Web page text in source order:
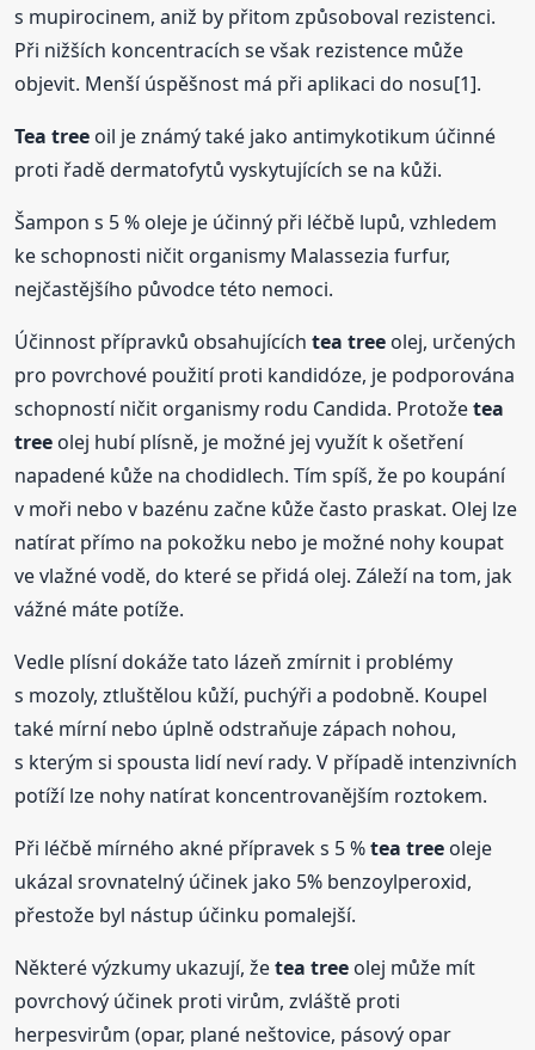
s mupirocinem, aniž by přitom způsoboval rezistenci.
Při nižších koncentracích se však rezistence může
objevit. Menší úspěšnost má při aplikaci do nosu[1].
Tea tree oil je známý také jako antimykotikum účinné
proti řadě dermatofytů vyskytujících se na kůži.
Šampon s 5 % oleje je účinný při léčbě lupů, vzhledem
ke schopnosti ničit organismy Malassezia furfur,
nejčastějšího původce této nemoci.
Účinnost přípravků obsahujícíchtea tree olej, určených
pro povrchové použití proti kandidóze, je podporována
schopností ničit organismy rodu Candida. Protožetea
tree olej hubí plísně, je možné jej využít k ošetření
napadené kůže na chodidlech. Tím spíš, že po koupání
v moři nebo v bazénu začne kůže často praskat. Olej lze
natírat přímo na pokožku nebo je možné nohy koupat
ve vlažné vodě, do které se přidá olej. Záleží na tom, jak
vážné máte potíže.
Vedle plísní dokáže tato lázeň zmírnit i problémy
s mozoly, ztluštělou kůží, puchýři a podobně. Koupel
také mírní nebo úplně odstraňuje zápach nohou,
s kterým si spousta lidí neví rady. V případě intenzivních
potíží lze nohy natírat koncentrovanějším roztokem.
Při léčbě mírného akné přípravek s 5 %tea tree oleje
ukázal srovnatelný účinek jako 5% benzoylperoxid,
přestože byl nástup účinku pomalejší.
Některé výzkumy ukazují, žetea tree olej může mít
povrchový účinek proti virům, zvláště proti
herpesvirům (opar, plané neštovice, pásový opar